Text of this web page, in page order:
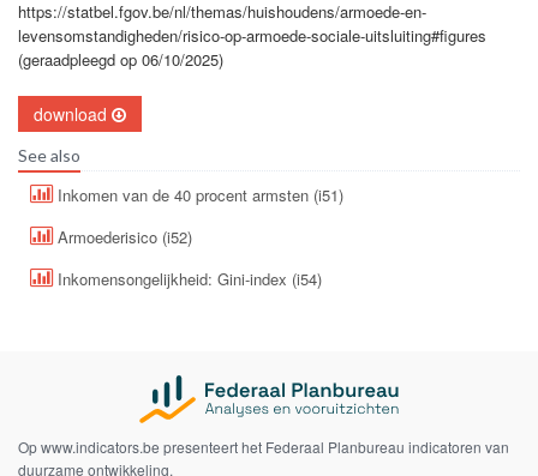
https://statbel.fgov.be/nl/themas/huishoudens/armoede-en-
levensomstandigheden/risico-op-armoede-sociale-uitsluiting#figures
(geraadpleegd op 06/10/2025)
download
See also
Inkomen van de 40 procent armsten (i51)
Armoederisico (i52)
Inkomensongelijkheid: Gini-index (i54)
Op www.indicators.be presenteert het Federaal Planbureau indicatoren van
duurzame ontwikkeling.